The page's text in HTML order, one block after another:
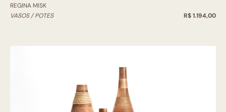
REGINA MISK
VASOS / POTES
R$ 1.194,00